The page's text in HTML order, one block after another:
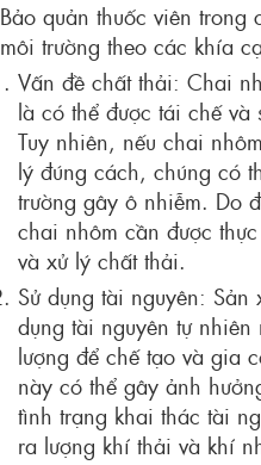
Bảo quản thuốc viên
môi trường theo các khía
Vấn đề chất thải: Chai
là có thể được tái chế và
Tuy nhiên, nếu chai
lý đúng cách, chúng có
trường gây ô nhiễm. Do
chai nhôm cần được
và xử lý chất thải.
Sử dụng tài nguyên:
dụng tài nguyên tự
lượng để chế tạo và gia
này có thể gây ảnh
tình trạng khai thác tài
ra lượng khí thải và khí